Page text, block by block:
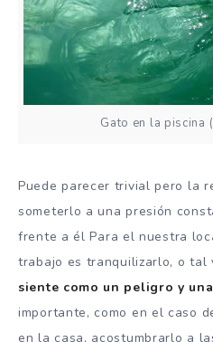
Gato en la piscina
Puede parecer trivial pero la
someterlo a una presión
frente a élPara el nuestra
trabajo es tranquilizarlo, o tal
siente como un peligro y
importante, como en el caso
en la casa, acostumbrarlo a